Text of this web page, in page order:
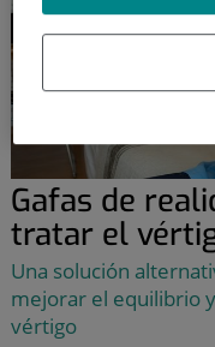
Gafas de
tratar el
Una solución
mejorar el equilibrio
vértigo